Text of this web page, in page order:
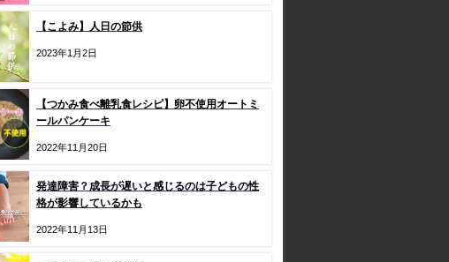
【こよみ】人日の節供
2023年1月2日
【つかみ食べ離乳食レシピ】卵不使用オートミ
ールパンケーキ
2022年11月20日
発達障害？成長が遅いと感じるのは子どもの性
格が影響しているかも
2022年11月13日